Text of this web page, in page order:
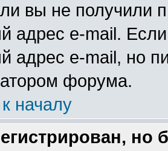
вы не получили
адрес e-mail.
адрес e-mail, но
форума.
началу
но